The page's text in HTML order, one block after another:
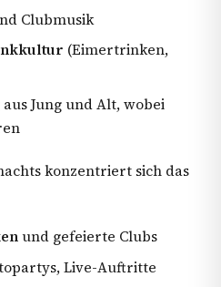
Clubmusik
(Eimertrinken,
Jung und Alt, wobei
konzentriert sich das
und gefeierte Clubs
Live-Auftritte